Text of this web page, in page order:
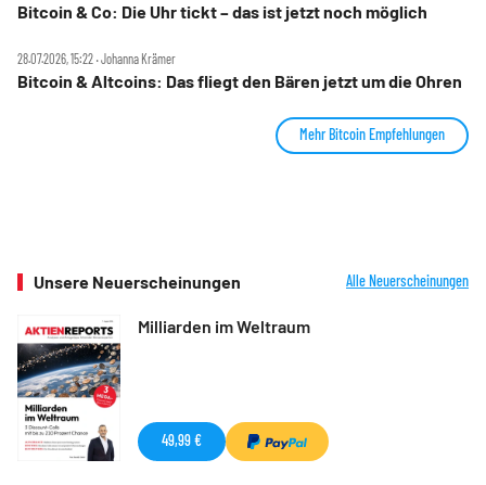
Bitcoin & Co: Die Uhr tickt – das ist jetzt noch möglich
28.07.2026, 15:22 ‧ Johanna Krämer
Bitcoin & Altcoins: Das fliegt den Bären jetzt um die Ohren
Mehr Bitcoin Empfehlungen
Unsere Neuerscheinungen Alle Neuerscheinungen
Milliarden im Weltraum
49,99 €